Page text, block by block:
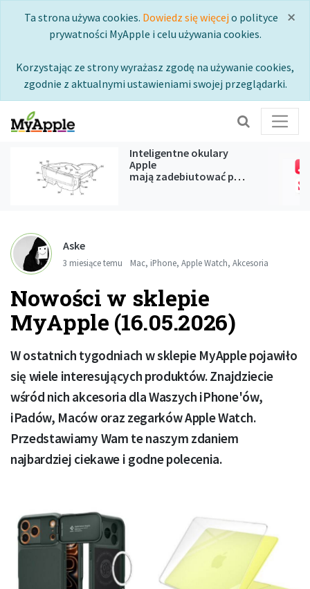
×
Ta strona używa cookies. Dowiedz się więcej o polityce
prywatności MyApple i celu używania cookies.
Korzystając ze strony wyrażasz zgodę na używanie cookies,
zgodnie z aktualnymi ustawieniami swojej przeglądarki.
Inteligentne okulary
Apple
mają zadebiutować podczas
WWDC 2027
Aske
3 miesiące temu Mac, iPhone, Apple Watch, Akcesoria
Nowości w sklepie
MyApple (16.05.2026)
W ostatnich tygodniach w sklepie MyApple pojawiło
się wiele interesujących produktów. Znajdziecie
wśród nich akcesoria dla Waszych iPhone'ów,
iPadów, Maców oraz zegarków Apple Watch.
Przedstawiamy Wam te naszym zdaniem
najbardziej ciekawe i godne polecenia.